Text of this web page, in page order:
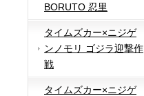
BORUTO 忍里
タイムズカー×ニジゲ
ンノモリ ゴジラ迎撃作
戦
タイムズカー×ニジゲ